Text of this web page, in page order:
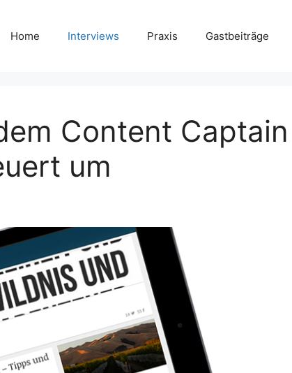
Home Interviews Praxis Gastbeiträge
Content Captain
um